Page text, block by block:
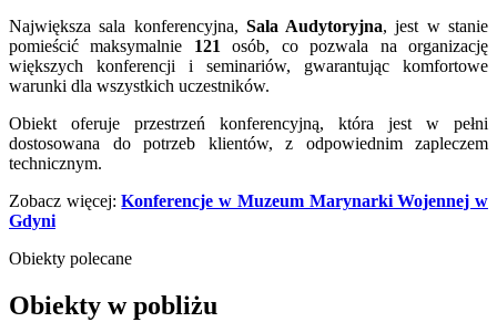
Największa sala konferencyjna, Sala Audytoryjna, jest w stanie
pomieścić maksymalnie 121
osób, co pozwala na organizację
większych konferencji i seminariów, gwarantując komfortowe
warunki dla wszystkich uczestników.
Obiekt oferuje przestrzeń konferencyjną, która jest w pełni
dostosowana do potrzeb klientów, z odpowiednim zapleczem
technicznym.
Zobacz więcej: Konferencje w Muzeum Marynarki Wojennej w
Gdyni
Obiekty polecane
Obiekty w pobliżu